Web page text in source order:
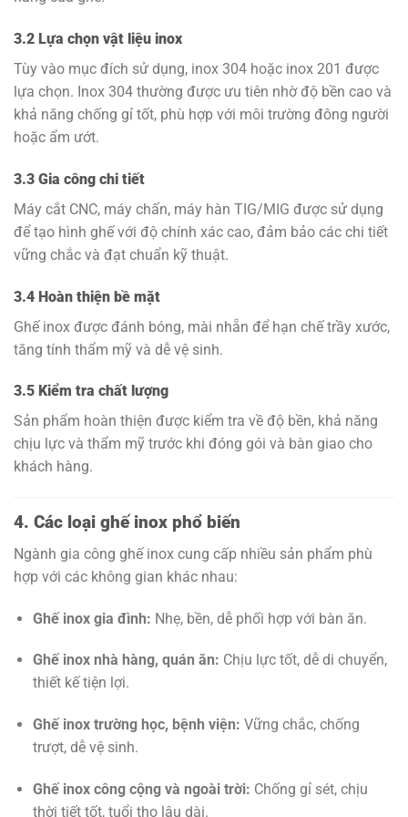
3.2 Lựa chọn vật liệu inox
Tùy vào mục đích sử dụng, inox 304 hoặc inox 201 được
lựa chọn. Inox 304 thường được ưu tiên nhờ độ bền cao và
khả năng chống gỉ tốt, phù hợp với môi trường đông người
hoặc ẩm ướt.
3.3 Gia công chi tiết
Máy cắt CNC, máy chấn, máy hàn TIG/MIG được sử dụng
để tạo hình ghế với độ chính xác cao, đảm bảo các chi tiết
vững chắc và đạt chuẩn kỹ thuật.
3.4 Hoàn thiện bề mặt
Ghế inox được đánh bóng, mài nhẵn để hạn chế trầy xước,
tăng tính thẩm mỹ và dễ vệ sinh.
3.5 Kiểm tra chất lượng
Sản phẩm hoàn thiện được kiểm tra về độ bền, khả năng
chịu lực và thẩm mỹ trước khi đóng gói và bàn giao cho
khách hàng.
4. Các loại ghế inox phổ biến
Ngành gia công ghế inox cung cấp nhiều sản phẩm phù
hợp với các không gian khác nhau:
Ghế inox gia đình: Nhẹ, bền, dễ phối hợp với bàn ăn.
Ghế inox nhà hàng, quán ăn: Chịu lực tốt, dễ di chuyển,
thiết kế tiện lợi.
Ghế inox trường học, bệnh viện: Vững chắc, chống
trượt, dễ vệ sinh.
Ghế inox công cộng và ngoài trời: Chống gỉ sét, chịu
thời tiết tốt, tuổi thọ lâu dài.